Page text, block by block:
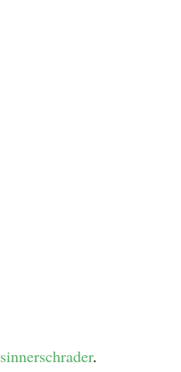
sinnerschrader.